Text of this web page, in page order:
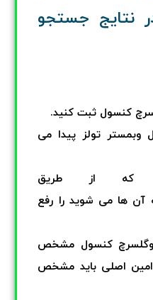
نتایج جستجو
کنسول ثبت کنید.
وبمستر تولز پیدا می
که از طریق
آن ها می شوید را رفع
کنسول مشخص
اصلی باید مشخص